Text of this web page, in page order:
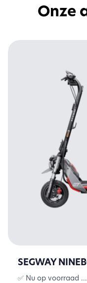
Onze
SEGWAY
✅ Nu op voorraad ...